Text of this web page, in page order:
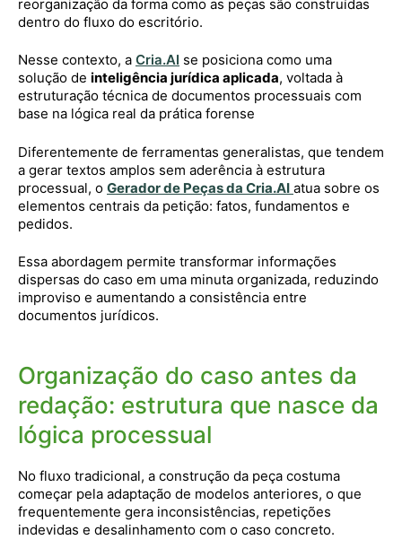
reorganização da forma como as peças são construídas
dentro do fluxo do escritório.
Nesse contexto, a Cria.AI se posiciona como uma
solução de inteligência jurídica aplicada, voltada à
estruturação técnica de documentos processuais com
base na lógica real da prática forense
Diferentemente de ferramentas generalistas, que tendem
a gerar textos amplos sem aderência à estrutura
processual, o Gerador de Peças da Cria.AI atua sobre os
elementos centrais da petição: fatos, fundamentos e
pedidos.
Essa abordagem permite transformar informações
dispersas do caso em uma minuta organizada, reduzindo
improviso e aumentando a consistência entre
documentos jurídicos.
Organização do caso antes da
redação: estrutura que nasce da
lógica processual
No fluxo tradicional, a construção da peça costuma
começar pela adaptação de modelos anteriores, o que
frequentemente gera inconsistências, repetições
indevidas e desalinhamento com o caso concreto.